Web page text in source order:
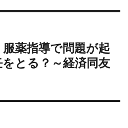
薬指導で問題が起
とる？～経済同友